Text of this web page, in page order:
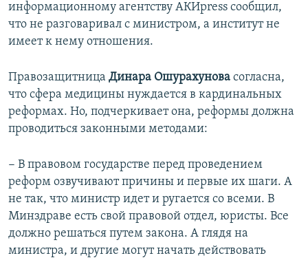
информационному агентству АКИpress сообщил,
что не разговаривал с министром, а институт не
имеет к нему отношения.
Правозащитница Динара Ошурахунова согласна,
что сфера медицины нуждается в кардинальных
реформах. Но, подчеркивает она, реформы должна
проводиться законными методами:
− В правовом государстве перед проведением
реформ озвучивают причины и первые их шаги. А
не так, что министр идет и ругается со всеми. В
Минздраве есть свой правовой отдел, юристы. Все
должно решаться путем закона. А глядя на
министра, и другие могут начать действовать